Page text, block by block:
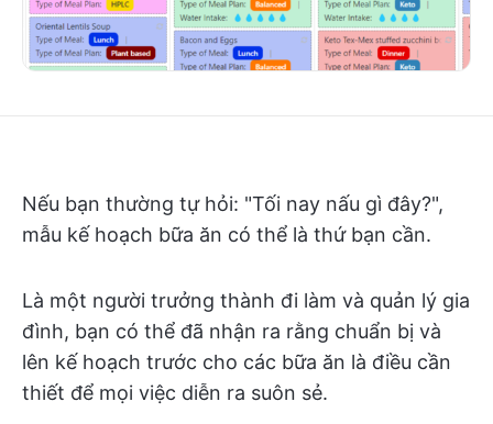
Nếu bạn thường tự hỏi: "Tối nay nấu gì đây?",
mẫu kế hoạch bữa ăn có thể là thứ bạn cần.
Là một người trưởng thành đi làm và quản lý gia
đình, bạn có thể đã nhận ra rằng chuẩn bị và
lên kế hoạch trước cho các bữa ăn là điều cần
thiết để mọi việc diễn ra suôn sẻ.